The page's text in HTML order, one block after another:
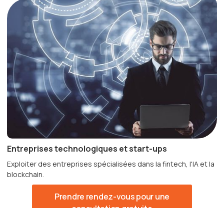
Entreprises technologiques et start-ups
Exploiter des entreprises spécialisées dans la fintech, l'IA et la
blockchain.
Prendre rendez-vous pour une